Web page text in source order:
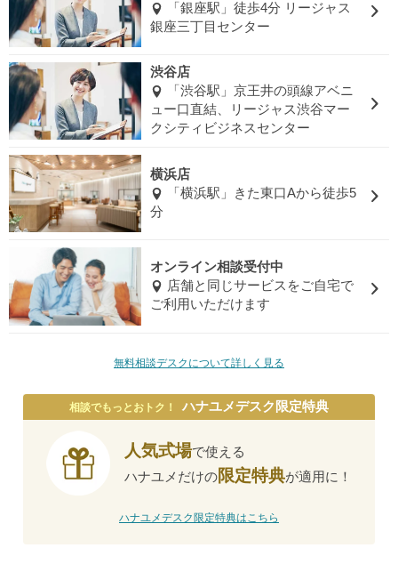
「銀座駅」徒歩4分 リージャス
銀座三丁目センター
渋谷店
「渋谷駅」京王井の頭線アベニ
ュー口直結、リージャス渋谷マー
クシティビジネスセンター
横浜店
「横浜駅」きた東口Aから徒歩5
分
オンライン相談受付中
店舗と同じサービスをご自宅で
ご利用いただけます
無料相談デスクについて詳しく見る
相談でもっとおトク！ ハナユメデスク限定特典
人気式場で使える
ハナユメだけの限定特典が適用に！
ハナユメデスク限定特典はこちら